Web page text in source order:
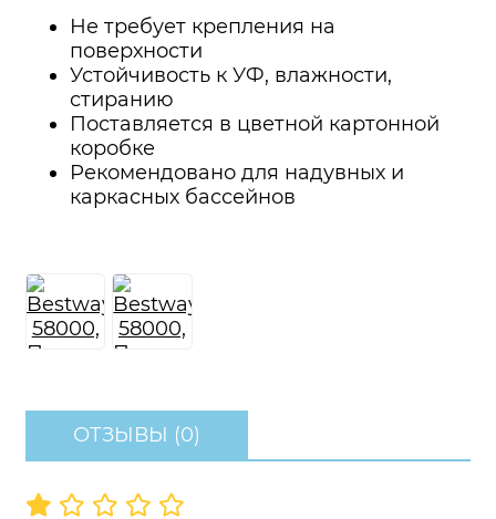
Не требует крепления на
поверхности
Устойчивость к УФ, влажности,
стиранию
Поставляется в цветной картонной
коробке
Рекомендовано для надувных и
каркасных бассейнов
ОТЗЫВЫ (0)